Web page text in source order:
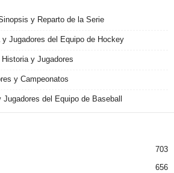
y Reparto de la Serie
Jugadores del Equipo de Hockey
y Jugadores
y Campeonatos
del Equipo de Baseball
703
656